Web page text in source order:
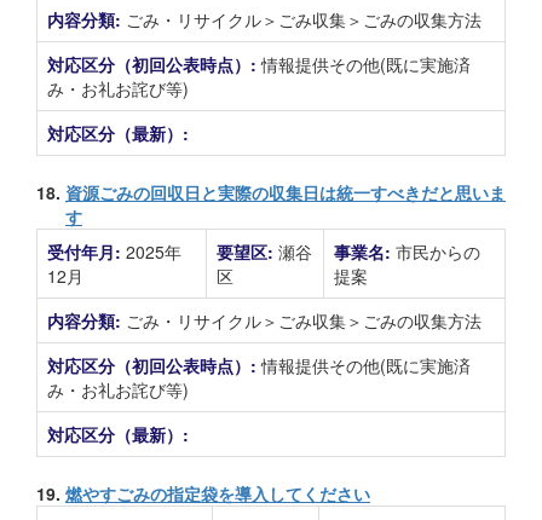
内容分類: ごみ・リサイクル＞ごみ収集＞ごみの収集方法
対応区分（初回公表時点）:情報提供その他(既に実施済
み・お礼お詫び等)
対応区分（最新）:
18. 資源ごみの回収日と実際の収集日は統一すべきだと思いま
す
受付年月: 2025年
12月
要望区: 瀬谷
区
事業名: 市民からの
提案
内容分類: ごみ・リサイクル＞ごみ収集＞ごみの収集方法
対応区分（初回公表時点）:情報提供その他(既に実施済
み・お礼お詫び等)
対応区分（最新）:
19. 燃やすごみの指定袋を導入してください